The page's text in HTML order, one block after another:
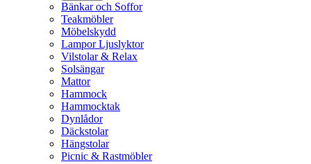
Bänkar och Soffor
Teakmöbler
Möbelskydd
Lampor Ljuslyktor
Vilstolar & Relax
Solsängar
Mattor
Hammock
Hammocktak
Dynlådor
Däckstolar
Hängstolar
Picnic & Rastmöbler